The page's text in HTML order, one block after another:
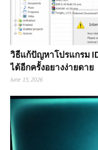
วิธีแก้ปัญหาโปรแกรม
ได้อีกครั้งอยางง่ายดาย
June 15, 2026